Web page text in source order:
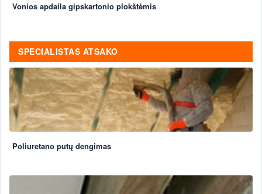
Vonios apdaila gipskartonio plokštėmis
SPECIALISTAS ATSAKO
Poliuretano putų dengimas